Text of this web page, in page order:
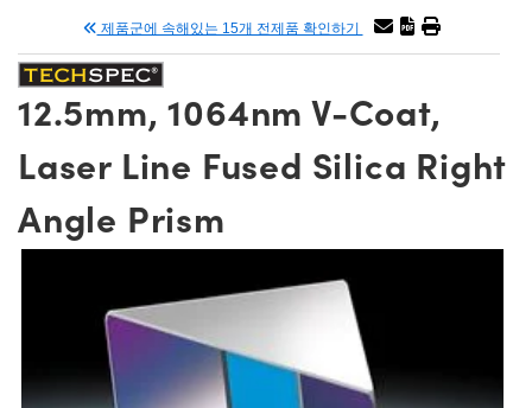
Lenses
제품군에 속해있는 15개 전제품 확인하기
12.5mm, 1064nm V-Coat,
Laser Line Fused Silica Right
Angle Prism